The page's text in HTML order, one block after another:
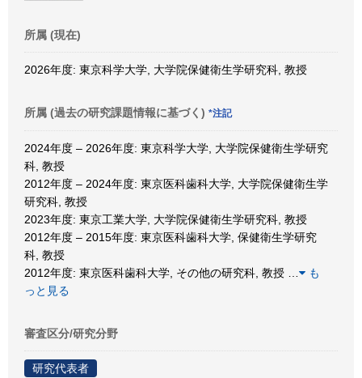
所属 (現在)
2026年度: 東京科学大学, 大学院保健衛生学研究科, 教授
所属 (過去の研究課題情報に基づく) *注記
2024年度 – 2026年度: 東京科学大学, 大学院保健衛生学研究
科, 教授
2012年度 – 2024年度: 東京医科歯科大学, 大学院保健衛生学
研究科, 教授
2023年度: 東京工業大学, 大学院保健衛生学研究科, 教授
2012年度 – 2015年度: 東京医科歯科大学, 保健衛生学研究
科, 教授
2012年度: 東京医科歯科大学, その他の研究科, 教授
も
っと見る
審査区分/研究分野
研究代表者